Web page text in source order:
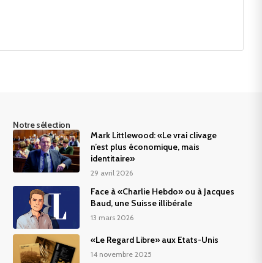
Notre sélection
Mark Littlewood: «Le vrai clivage
n’est plus économique, mais
identitaire»
29 avril 2026
Face à «Charlie Hebdo» ou à Jacques
Baud, une Suisse illibérale
13 mars 2026
«Le Regard Libre» aux Etats-Unis
14 novembre 2025